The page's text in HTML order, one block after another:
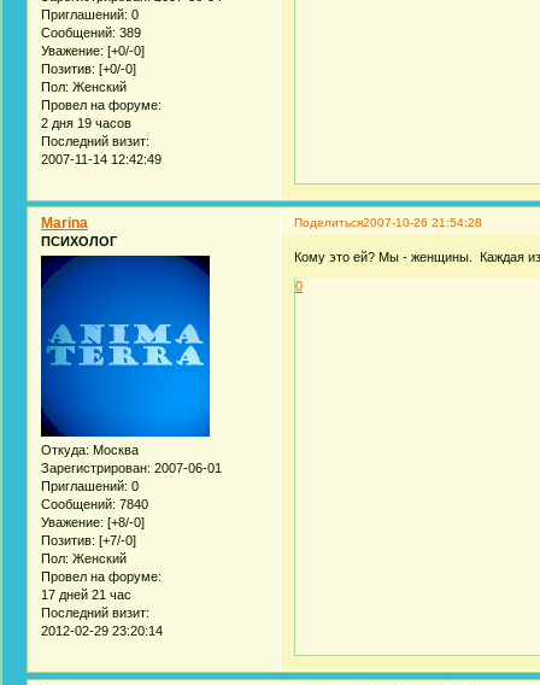
Приглашений: 0
Сообщений: 389
Уважение: [+0/-0]
Позитив: [+0/-0]
Пол: Женский
Провел на форуме:
2 дня 19 часов
Последний визит:
2007-11-14 12:42:49
Поделиться2007-10-26 21:54:28
Marina
ПСИХОЛОГ
Откуда: Москва
Зарегистрирован: 2007-06-01
Приглашений: 0
Сообщений: 7840
Уважение: [+8/-0]
Позитив: [+7/-0]
Пол: Женский
Провел на форуме:
17 дней 21 час
Последний визит:
2012-02-29 23:20:14
Кому это ей? Мы - женщины. Каждая из
0